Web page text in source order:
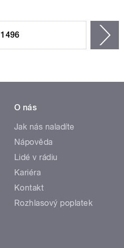
1496
O nás
Jak nás naladíte
Nápověda
Lidé v rádiu
Kariéra
Kontakt
Rozhlasový poplatek